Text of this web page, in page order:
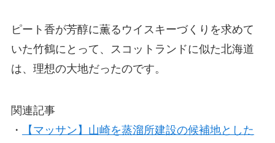
ピート香が芳醇に薫るウイスキーづくりを求めて
いた竹鶴にとって、スコットランドに似た北海道
は、理想の大地だったのです。
関連記事
・
【マッサン】山崎を蒸溜所建設の候補地とした